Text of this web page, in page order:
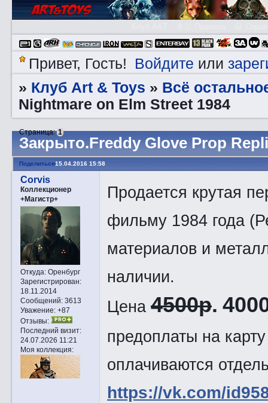
Привет, Гость! Войдите или
» Клуб Art & Toys » Всё
Nightmare on Elm Street 1984
Закрытo.Freddy Glove Prop
Страница:1
Поделиться15.04.2016 15:58
Corvis
Коллекционер
+Магистр+
Откуда:Оренбург
Зарегистрирован:
18.11.2014
Сообщений:3613
Уважение: +87
Отзывы:
Последний визит:
24.07.2026 11:21
Моя коллекция:
Продается крутая
фильму 1984 года
материалов и
наличии.
Цена 4500р.
предоплаты на
оплачиваются
https://vk.com/